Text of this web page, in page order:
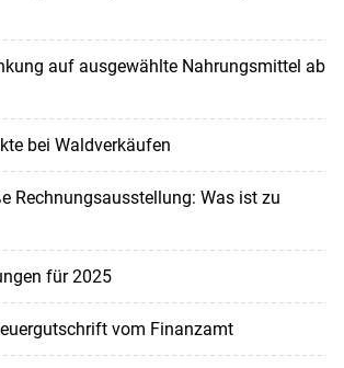
auf ausgewählte Nahrungsmittel ab
bei Waldverkäufen
Rechnungsausstellung: Was ist zu
für 2025
vom Finanzamt